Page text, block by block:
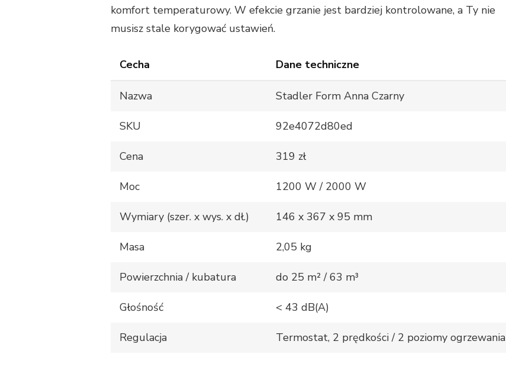
komfort temperaturowy. W efekcie grzanie jest bardziej kontrolowane, a Ty nie
musisz stale korygować ustawień.
Cecha Dane techniczne
Nazwa Stadler Form Anna Czarny
SKU 92e4072d80ed
Cena 319 zł
Moc 1200 W / 2000 W
Wymiary (szer. x wys. x dł.) 146 x 367 x 95 mm
Masa 2,05 kg
Powierzchnia / kubatura do 25 m² / 63 m³
Głośność < 43 dB(A)
Regulacja Termostat, 2 prędkości / 2 poziomy ogrzewania